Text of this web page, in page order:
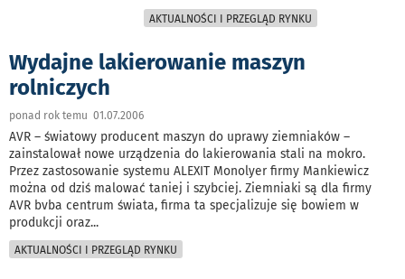
AKTUALNOŚCI I PRZEGLĄD RYNKU
Wydajne lakierowanie maszyn
rolniczych
ponad rok temu 01.07.2006
AVR – światowy producent maszyn do uprawy ziemniaków –
zainstalował nowe urządzenia do lakierowania stali na mokro.
Przez zastosowanie systemu ALEXIT Monolyer firmy Mankiewicz
można od dziś malować taniej i szybciej. Ziemniaki są dla firmy
AVR bvba centrum świata, firma ta specjalizuje się bowiem w
produkcji oraz...
AKTUALNOŚCI I PRZEGLĄD RYNKU